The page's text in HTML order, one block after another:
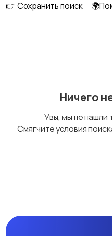
👉 Сохранить поиск
Ничего
Увы, мы не нашли
Смягчите условия